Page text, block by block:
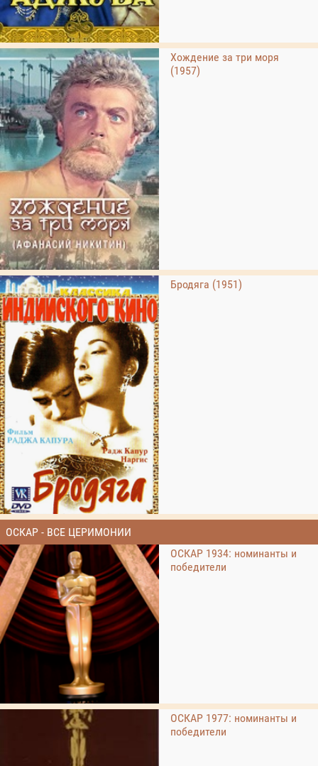
Хождение за три моря
(1957)
Бродяга (1951)
ОСКАР - ВСЕ ЦЕРИМОНИИ
ОСКАР 1934: номинанты и
победители
ОСКАР 1977: номинанты и
победители